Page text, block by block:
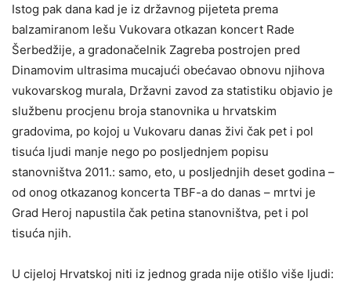
Istog pak dana kad je iz državnog pijeteta prema
balzamiranom lešu Vukovara otkazan koncert Rade
Šerbedžije, a gradonačelnik Zagreba postrojen pred
Dinamovim ultrasima mucajući obećavao obnovu njihova
vukovarskog murala, Državni zavod za statistiku objavio je
službenu procjenu broja stanovnika u hrvatskim
gradovima, po kojoj u Vukovaru danas živi čak pet i pol
tisuća ljudi manje nego po posljednjem popisu
stanovništva 2011.: samo, eto, u posljednjih deset godina –
od onog otkazanog koncerta TBF-a do danas – mrtvi je
Grad Heroj napustila čak petina stanovništva, pet i pol
tisuća njih.
U cijeloj Hrvatskoj niti iz jednog grada nije otišlo više ljudi: